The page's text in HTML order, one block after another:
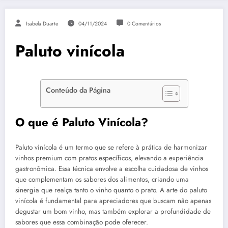
Isabela Duarte 04/11/2024 0 Comentários
Paluto vinícola
Conteúdo da Página
O que é Paluto Vinícola?
Paluto vinícola é um termo que se refere à prática de harmonizar
vinhos premium com pratos específicos, elevando a experiência
gastronômica. Essa técnica envolve a escolha cuidadosa de vinhos
que complementam os sabores dos alimentos, criando uma
sinergia que realça tanto o vinho quanto o prato. A arte do paluto
vinícola é fundamental para apreciadores que buscam não apenas
degustar um bom vinho, mas também explorar a profundidade de
sabores que essa combinação pode oferecer.